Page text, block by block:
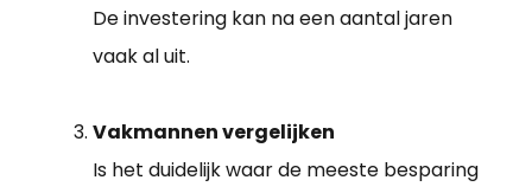
De investering kan na een aantal jaren
vaak al uit.
Vakmannen vergelijken
Is het duidelijk waar de meeste besparing